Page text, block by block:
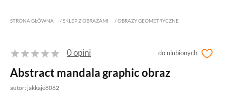
STRONA GŁÓWNA /SKLEP Z OBRAZAMI /OBRAZY GEOMETRYCZNE
do ulubionych
0 opini
Abstract mandala graphic obraz
autor: jakkaje8082